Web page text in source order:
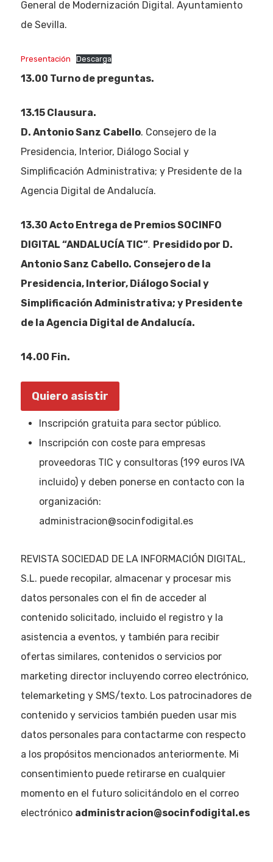
General de Modernización Digital. Ayuntamiento
de Sevilla.
Presentación Descarga
13.00 Turno de preguntas.
13.15 Clausura.
D. Antonio Sanz Cabello. Consejero de la
Presidencia, Interior, Diálogo Social y
Simplificación Administrativa; y Presidente de la
Agencia Digital de Andalucía.
13.30 Acto Entrega de Premios SOCINFO
DIGITAL “ANDALUCÍA TIC”. Presidido por D.
Antonio Sanz Cabello. Consejero de la
Presidencia, Interior, Diálogo Social y
Simplificación Administrativa; y Presidente
de la Agencia Digital de Andalucía.
14.00 Fin.
Quiero asistir
Inscripción gratuita para sector público.
Inscripción con coste para empresas
proveedoras TIC y consultoras (199 euros IVA
incluido) y deben ponerse en contacto con la
organización:
administracion@socinfodigital.es
REVISTA SOCIEDAD DE LA INFORMACIÓN DIGITAL,
S.L. puede recopilar, almacenar y procesar mis
datos personales con el fin de acceder al
contenido solicitado, incluido el registro y la
asistencia a eventos, y también para recibir
ofertas similares, contenidos o servicios por
marketing director incluyendo correo electrónico,
telemarketing y SMS/texto. Los patrocinadores de
contenido y servicios también pueden usar mis
datos personales para contactarme con respecto
a los propósitos mencionados anteriormente. Mi
consentimiento puede retirarse en cualquier
momento en el futuro solicitándolo en el correo
electrónico administracion@socinfodigital.es